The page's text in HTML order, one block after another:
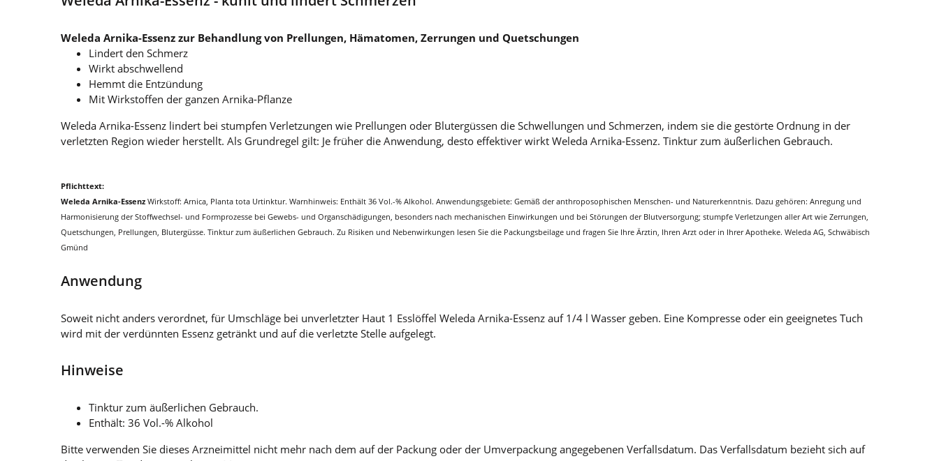
Weleda Arnika-Essenz zur Behandlung von Prellungen, Hämatomen, Zerrungen und Quetschungen
Lindert den Schmerz
Wirkt abschwellend
Hemmt die Entzündung
Mit Wirkstoffen der ganzen Arnika-Pflanze
Weleda Arnika-Essenz lindert bei stumpfen Verletzungen wie Prellungen oder Blutergüssen die Schwellungen und Schmerzen, indem sie die gestörte Ordnung in der
verletzten Region wieder herstellt. Als Grundregel gilt: Je früher die Anwendung, desto effektiver wirkt Weleda Arnika-Essenz. Tinktur zum äußerlichen Gebrauch.
Pflichttext:
Weleda Arnika-Essenz Wirkstoff: Arnica, Planta tota Urtinktur. Warnhinweis: Enthält 36 Vol.-% Alkohol. Anwendungsgebiete: Gemäß der anthroposophischen Menschen- und Naturerkenntnis. Dazu gehören: Anregung und
Harmonisierung der Stoffwechsel- und Formprozesse bei Gewebs- und Organschädigungen, besonders nach mechanischen Einwirkungen und bei Störungen der Blutversorgung; stumpfe Verletzungen aller Art wie Zerrungen,
Quetschungen, Prellungen, Blutergüsse. Tinktur zum äußerlichen Gebrauch. Zu Risiken und Nebenwirkungen lesen Sie die Packungsbeilage und fragen Sie Ihre Ärztin, Ihren Arzt oder in Ihrer Apotheke. Weleda AG, Schwäbisch
Gmünd
Anwendung
Soweit nicht anders verordnet, für Umschläge bei unverletzter Haut 1 Esslöffel Weleda Arnika-Essenz auf 1/4 l Wasser geben. Eine Kompresse oder ein geeignetes Tuch
wird mit der verdünnten Essenz getränkt und auf die verletzte Stelle aufgelegt.
Hinweise
Tinktur zum äußerlichen Gebrauch.
Enthält: 36 Vol.-% Alkohol
Bitte verwenden Sie dieses Arzneimittel nicht mehr nach dem auf der Packung oder der Umverpackung angegebenen Verfallsdatum. Das Verfallsdatum bezieht sich auf